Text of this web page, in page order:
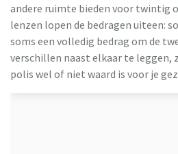
andere ruimte bieden voor twintig
lenzen lopen de bedragen uiteen:
soms een volledig bedrag om de
verschillen naast elkaar te leggen,
polis wel of niet waard is voor je